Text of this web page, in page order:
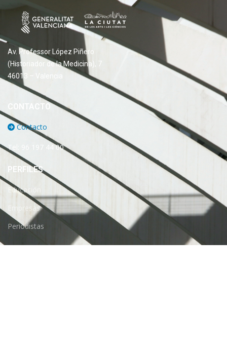
Av. Professor López Piñero
(Historiador de la Medicina), 7
46013 – Valencia
CONTACTO
Contacto
Tel: 96 197 44 00
PERFILES
Educación
Empresas
Periodistas